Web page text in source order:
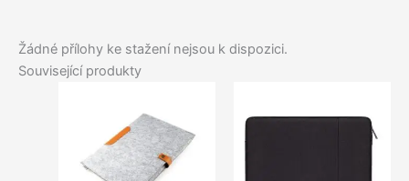
Žádné přílohy ke stažení nejsou k dispozici.
Související produkty